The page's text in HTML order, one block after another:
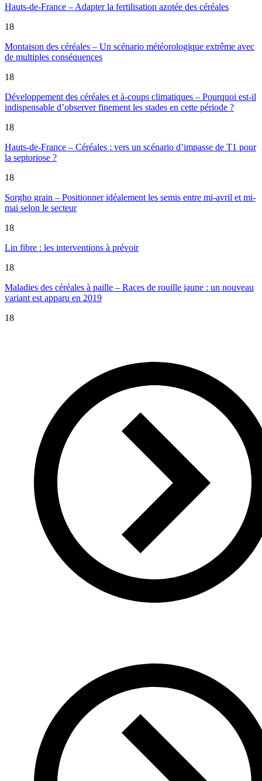
Hauts-de-France – Adapter la fertilisation azotée des céréales
18
Montaison des céréales – Un scénario météorologique extrême avec
de multiples conséquences
18
Développement des céréales et à-coups climatiques – Pourquoi est-il
indispensable d’observer finement les stades en cette période ?
18
Hauts-de-France – Céréales : vers un scénario d’impasse de T1 pour
la septoriose ?
18
Sorgho grain – Positionner idéalement les semis entre mi-avril et mi-
mai selon le secteur
18
Lin fibre : les interventions à prévoir
18
Maladies des céréales à paille – Races de rouille jaune : un nouveau
variant est apparu en 2019
18